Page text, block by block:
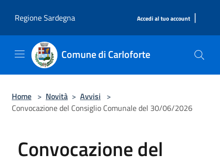
Regione Sardegna
Accedi al tuo account |
Comune di Carloforte
Home > Novità > Avvisi >
Convocazione del Consiglio Comunale del 30/06/2026
Convocazione del